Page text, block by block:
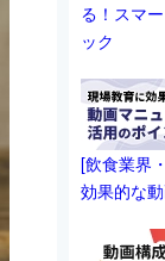
る！スマ
ック
[飲食業界
効果的な